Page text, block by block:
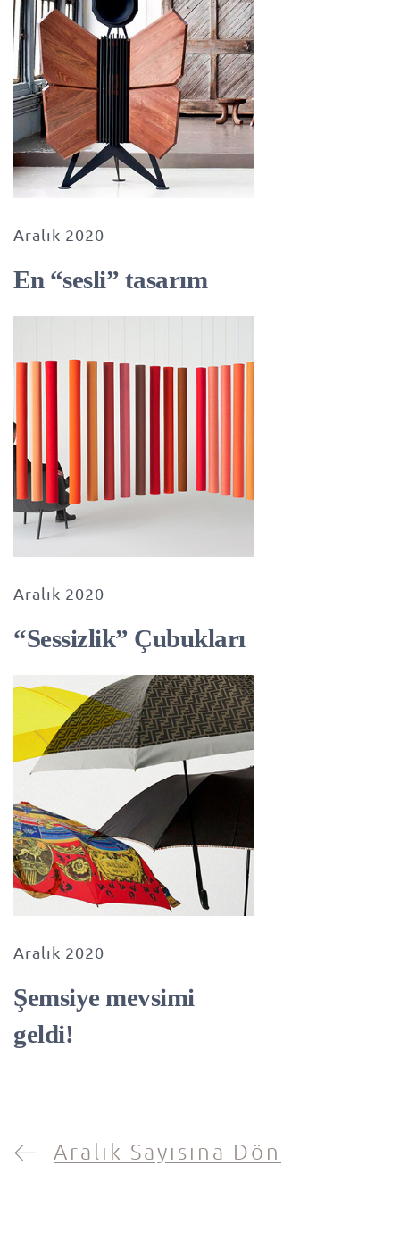
Aralık 2020
En “sesli” tasarım
Aralık 2020
“Sessizlik” Çubukları
Aralık 2020
Şemsiye mevsimi
geldi!
Aralık Sayısına Dön